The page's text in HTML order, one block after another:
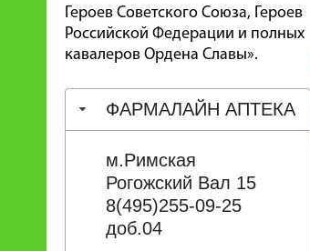
Героев Советского Союза, Героев
Российской Федерации и полных
кавалеров Ордена Славы».
ФАРМАЛАЙН АПТЕКА
м.Римская
Рогожский Вал 15
8(495)255-09-25
доб.04